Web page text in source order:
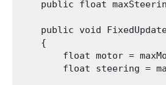
public float
public void
    {
float motor =
float steering =